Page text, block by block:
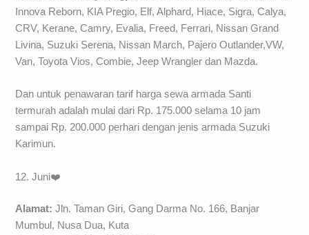
Innova Reborn, KIA Pregio, Elf, Alphard, Hiace, Sigra, Calya,
CRV, Kerane, Camry, Evalia, Freed, Ferrari, Nissan Grand
Livina, Suzuki Serena, Nissan March, Pajero Outlander,VW,
Van, Toyota Vios, Combie, Jeep Wrangler dan Mazda.
Dan untuk penawaran tarif harga sewa armada Santi
termurah adalah mulai dari Rp. 175.000 selama 10 jam
sampai Rp. 200.000 perhari dengan jenis armada Suzuki
Karimun.
12. Juni❤️
Alamat: Jln. Taman Giri, Gang Darma No. 166, Banjar
Mumbul, Nusa Dua, Kuta